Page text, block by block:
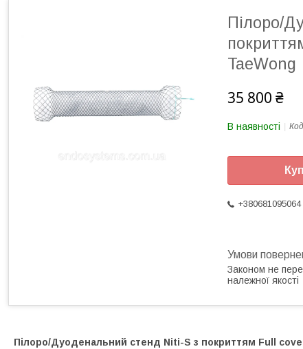
Пілоро/
TaeWong
35 800 ₴
В наявності
+380681095064
Законом не
належної якості
Пілоро/Дуоденальний стенд Niti-S з покриттям Full